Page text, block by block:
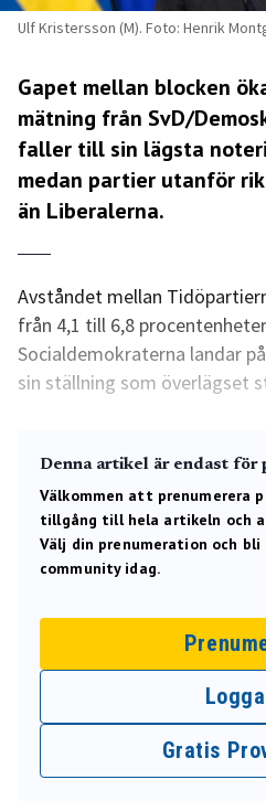
Ulf Kristersson (M). Foto: Henrik
Gapet mellan blocken
mätning från SvD/
faller till sin lägsta
medan partier utanför
än Liberalerna.
Avståndet mellan
från 4,1 till 6,8
Socialdemokraterna landar
sin ställning som överlägset
Denna artikel är endast för
Välkommen att prenumerera
tillgång till hela artikeln och
Välj din prenumeration och bli
community idag.
Gratis